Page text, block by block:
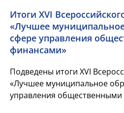
Итоги XVI
«Лучшее
сфере управления
финансами»
Подведены итоги XVI
«Лучшее муниципальное
управления